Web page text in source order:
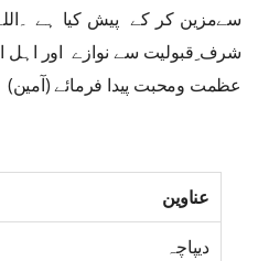
سےمزین کر کے پیش کیا ہے
شرف ِقبولیت سے نوازے اور اہل
عظمت ومحبت پیدا فرمائے (آمین)
عناوین
دیپاچہ